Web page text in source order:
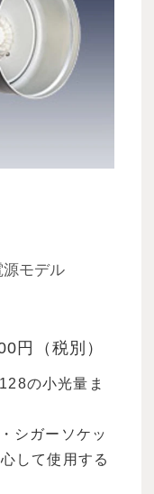
源モデル
円（税別）
の小光量ま
シガーソケッ
して使用する